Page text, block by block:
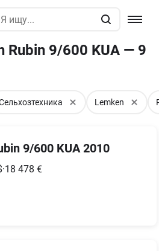
Rubin 9/600 KUA — 9
Lemken
9/600 KUA 2010
·18 478 €